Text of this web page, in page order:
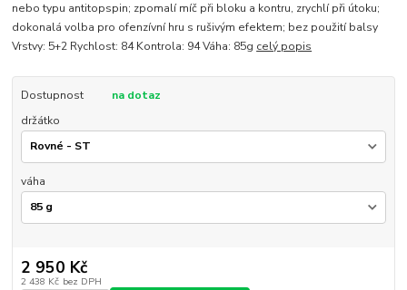
nebo typu antitopspin; zpomalí míč při bloku a kontru, zrychlí při útoku;
dokonalá volba pro ofenzívní hru s rušivým efektem; bez použití balsy
Vrstvy: 5+2 Rychlost: 84 Kontrola: 94 Váha: 85g celý popis
Dostupnost
na dotaz
držátko
váha
2 950 Kč
2 438 Kč bez DPH